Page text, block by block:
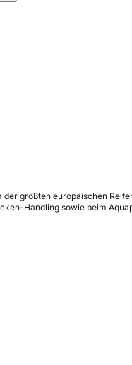
größten europäischen
Handling sowie beim